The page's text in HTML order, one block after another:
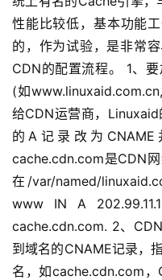
性能比较低，基本功能
的，作为试验，是非常
CDN的配置流程。 1、
(如
给CDN运营商，
的A记录改为CNAME
cache.cdn.com是CDN网
在/var/named/
www IN A
cache.cdn.com. 2、
到域名的CNAME记录，
名，如cache.cdn.com，